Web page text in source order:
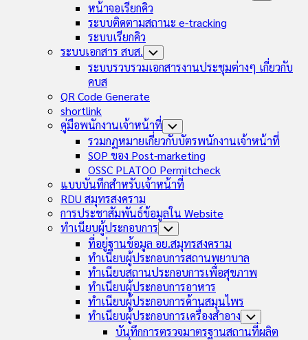
หน้าจอเรียกคิว
ระบบติดตามสถานะ e-tracking
ระบบเรียกคิว
ระบบเอกสาร สบส. Toggle
Child
Menu
ระบบรวบรวมเอกสารงานประชุมต่างๆ เกี่ยวกับ
คบส
QR Code Generate
shortlink
คู่มือพนักงานเจ้าหน้าที่ Toggle
Child
Menu
รวมกฏหมายเกี่ยวกับบัตรพนักงานเจ้าหน้าที่
SOP ของ Post-marketing
OSSC PLATOO Permitcheck
แบบบันทึกสำหรับเจ้าหน้าที่
RDU สมุทรสงคราม
การประชาสัมพันธ์ข้อมูลใน Website
ทำเนียบผู้ประกอบการ Toggle
Child
Menu
ที่อยู่ฐานข้อมูล อย.สมุทรสงคราม
ทำเนียบผู้ประกอบการสถานพยาบาล
ทำเนียบสถานประกอบการเพื่อสุขภาพ
ทำเนียบผู้ประกอบการอาหาร
ทำเนียบผู้ประกอบการด้านสมุนไพร
ทำเนียบผู้ประกอบการเครื่องสำอาง Toggle
Child
บันทึกการตรวจมาตรฐานสถานที่ผลิต